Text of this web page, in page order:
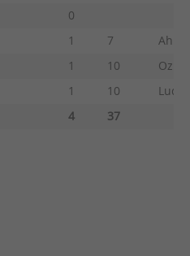
0
1 7
1 10
1 10
4
37